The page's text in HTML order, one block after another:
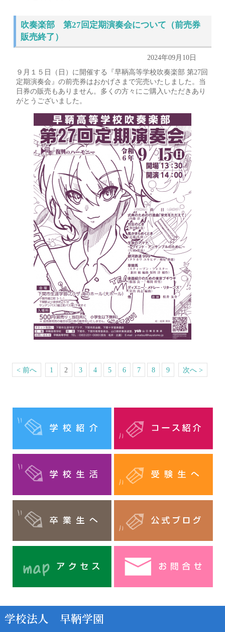
吹奏楽部 第27回定期演奏会について（前売券
販売終了）
2024年09月10日
９月１５日（日）に開催する『早鞆高等学校吹奏楽部 第27回
定期演奏会』の前売券はおかげさまで完売いたしました。当
日券の販売もありません。多くの方々にご購入いただきあり
がとうございました。
< 前へ 1 2 3 4 5 6 7 8 9 次へ >
学校法人 早鞆学園